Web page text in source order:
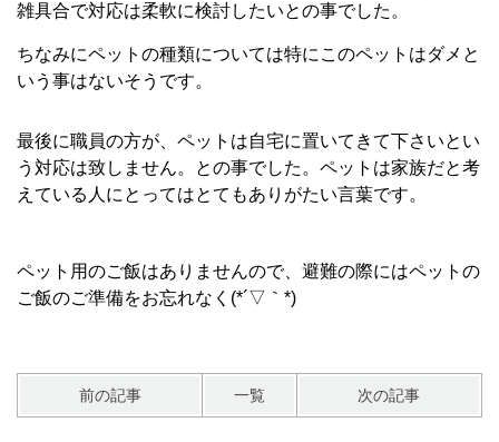
雑具合で対応は柔軟に検討したいとの事でした。
ちなみにペットの種類については特にこのペットはダメと
いう事はないそうです。
最後に職員の方が、ペットは自宅に置いてきて下さいとい
う対応は致しません。との事でした。ペットは家族だと考
えている人にとってはとてもありがたい言葉です。
ペット用のご飯はありませんので、避難の際にはペットの
ご飯のご準備をお忘れなく(*´▽｀*)
前の記事 一覧 次の記事